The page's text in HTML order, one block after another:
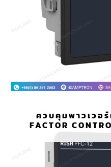
ควบคุมพาวเวอร์
FACTOR